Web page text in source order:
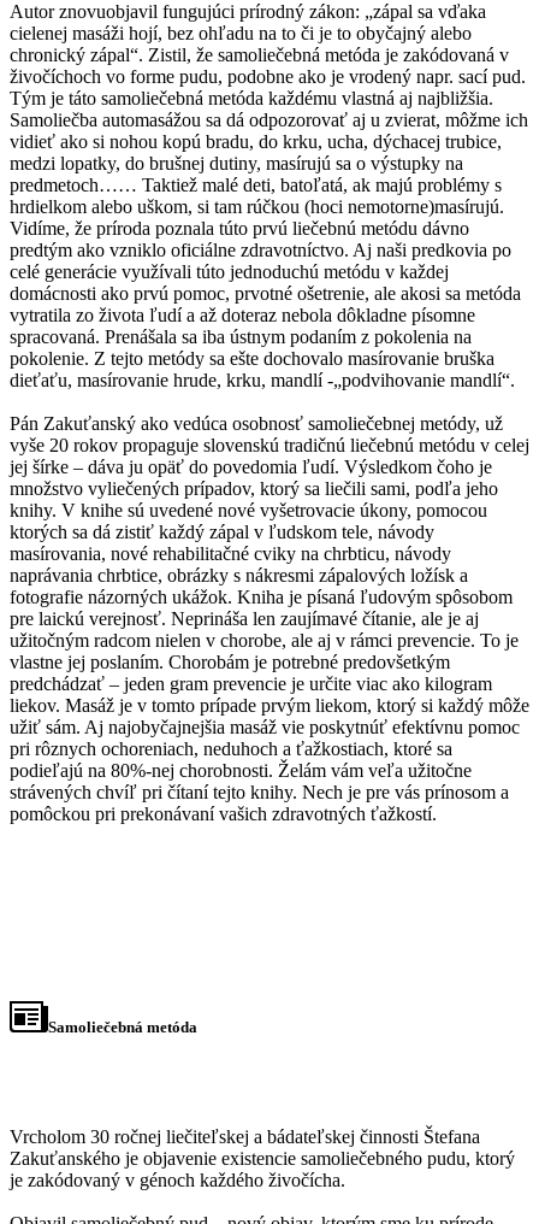
Autor znovuobjavil fungujúci prírodný zákon: „zápal sa vďaka
cielenej masáži hojí, bez ohľadu na to či je to obyčajný alebo
chronický zápal“. Zistil, že samoliečebná metóda je zakódovaná v
živočíchoch vo forme pudu, podobne ako je vrodený napr. sací pud.
Tým je táto samoliečebná metóda každému vlastná aj najbližšia.
Samoliečba automasážou sa dá odpozorovať aj u zvierat, môžme ich
vidieť ako si nohou kopú bradu, do krku, ucha, dýchacej trubice,
medzi lopatky, do brušnej dutiny, masírujú sa o výstupky na
predmetoch…… Taktiež malé deti, batoľatá, ak majú problémy s
hrdielkom alebo uškom, si tam rúčkou (hoci nemotorne)masírujú.
Vidíme, že príroda poznala túto prvú liečebnú metódu dávno
predtým ako vzniklo oficiálne zdravotníctvo. Aj naši predkovia po
celé generácie využívali túto jednoduchú metódu v každej
domácnosti ako prvú pomoc, prvotné ošetrenie, ale akosi sa metóda
vytratila zo života ľudí a až doteraz nebola dôkladne písomne
spracovaná. Prenášala sa iba ústnym podaním z pokolenia na
pokolenie. Z tejto metódy sa ešte dochovalo masírovanie bruška
dieťaťu, masírovanie hrude, krku, mandlí -„podvihovanie mandlí“.
Pán Zakuťanský ako vedúca osobnosť samoliečebnej metódy, už
vyše 20 rokov propaguje slovenskú tradičnú liečebnú metódu v celej
jej šírke – dáva ju opäť do povedomia ľudí. Výsledkom čoho je
množstvo vyliečených prípadov, ktorý sa liečili sami, podľa jeho
knihy. V knihe sú uvedené nové vyšetrovacie úkony, pomocou
ktorých sa dá zistiť každý zápal v ľudskom tele, návody
masírovania, nové rehabilitačné cviky na chrbticu, návody
naprávania chrbtice, obrázky s nákresmi zápalových ložísk a
fotografie názorných ukážok. Kniha je písaná ľudovým spôsobom
pre laickú verejnosť. Neprináša len zaujímavé čítanie, ale je aj
užitočným radcom nielen v chorobe, ale aj v rámci prevencie. To je
vlastne jej poslaním. Chorobám je potrebné predovšetkým
predchádzať – jeden gram prevencie je určite viac ako kilogram
liekov. Masáž je v tomto prípade prvým liekom, ktorý si každý môže
užiť sám. Aj najobyčajnejšia masáž vie poskytnúť efektívnu pomoc
pri rôznych ochoreniach, neduhoch a ťažkostiach, ktoré sa
podieľajú na 80%-nej chorobnosti. Želám vám veľa užitočne
strávených chvíľ pri čítaní tejto knihy. Nech je pre vás prínosom a
pomôckou pri prekonávaní vašich zdravotných ťažkostí.
Samoliečebná metóda
Vrcholom 30 ročnej liečiteľskej a bádateľskej činnosti Štefana
Zakuťanského je objavenie existencie samoliečebného pudu, ktorý
je zakódovaný v génoch každého živočícha.